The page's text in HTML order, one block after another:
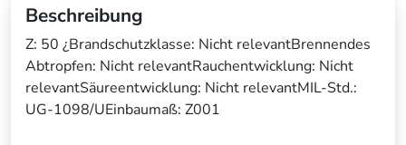
Beschreibung
Z: 50 ¿Brandschutzklasse: Nicht relevantBrennendes
Abtropfen: Nicht relevantRauchentwicklung: Nicht
relevantSäureentwicklung: Nicht relevantMIL-Std.:
UG-1098/UEinbaumaß: Z001